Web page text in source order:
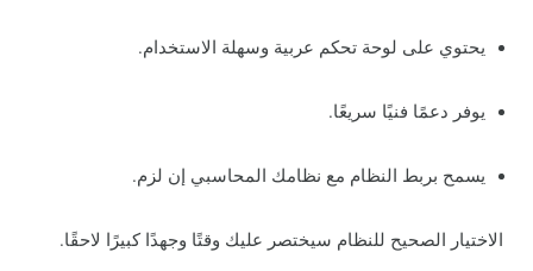
يحتوي على لوحة تحكم عربية وسهلة الاستخدام.
يوفر دعمًا فنيًا سريعًا.
يسمح بربط النظام مع نظامك المحاسبي إن لزم.
الاختيار الصحيح للنظام سيختصر عليك وقتًا وجهدًا كبيرًا لاحقًا.